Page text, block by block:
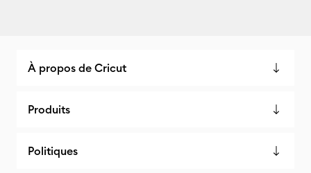
À propos de Cricut
Produits
Politiques